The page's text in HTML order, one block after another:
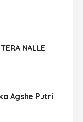
NALLE
Agshe Putri